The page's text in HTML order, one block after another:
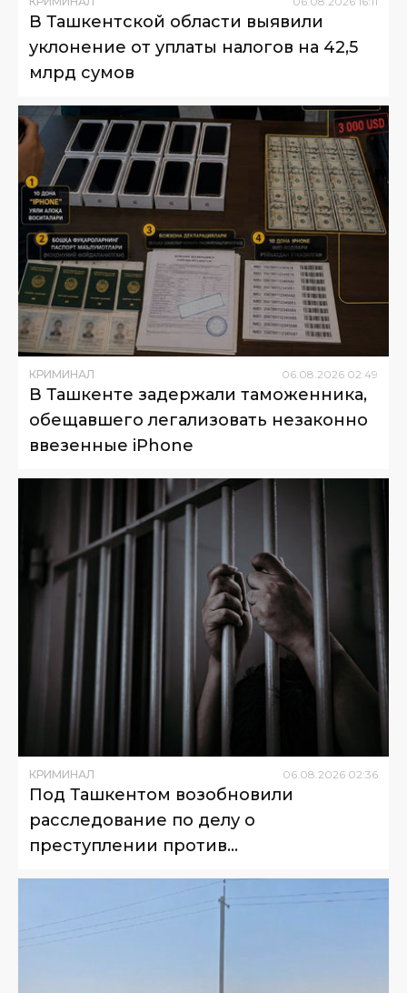
В Ташкентской области выявили
уклонение от уплаты налогов на 42,5
млрд сумов
КРИМИНАЛ 06.08.2026 02:49
В Ташкенте задержали таможенника,
обещавшего легализовать незаконно
ввезенные iPhone
КРИМИНАЛ 06.08.2026 02:36
Под Ташкентом возобновили
расследование по делу о
преступлении против